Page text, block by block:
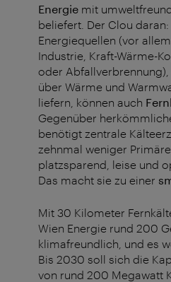
Energie mit
beliefert. Der Clou
Energiequellen (vor
Industrie, Kraft-Wärme-
oder Abfallverbrennung),
über Wärme und
liefern, können auch
Gegenüber
benötigt zentrale
zehnmal weniger
platzsparend, leise und
Das macht sie zu einer
Mit 30 Kilometer
Wien Energie rund 200
klimafreundlich, und es
Bis 2030 soll sich die
von rund 200 Megawatt